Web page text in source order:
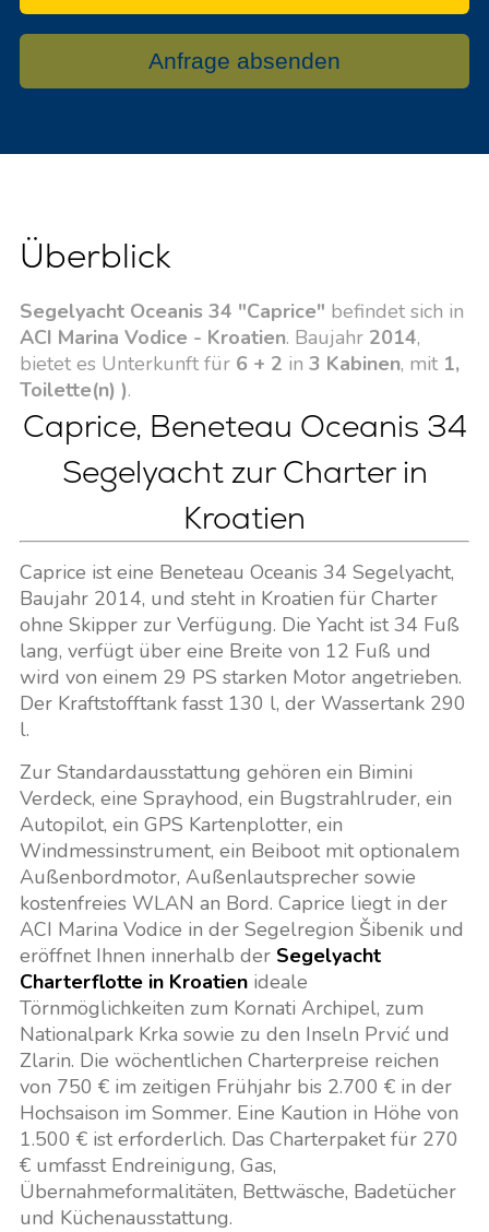
Anfrage absenden
Überblick
Segelyacht Oceanis 34 "Caprice" befindet sich in
ACI Marina Vodice - Kroatien. Baujahr 2014,
bietet es Unterkunft für 6 + 2 in 3 Kabinen, mit 1,
Toilette(n) ).
Caprice, Beneteau Oceanis 34
Segelyacht zur Charter in
Kroatien
Caprice ist eine Beneteau Oceanis 34 Segelyacht,
Baujahr 2014, und steht in Kroatien für Charter
ohne Skipper zur Verfügung. Die Yacht ist 34 Fuß
lang, verfügt über eine Breite von 12 Fuß und
wird von einem 29 PS starken Motor angetrieben.
Der Kraftstofftank fasst 130 l, der Wassertank 290
l.
Zur Standardausstattung gehören ein Bimini
Verdeck, eine Sprayhood, ein Bugstrahlruder, ein
Autopilot, ein GPS Kartenplotter, ein
Windmessinstrument, ein Beiboot mit optionalem
Außenbordmotor, Außenlautsprecher sowie
kostenfreies WLAN an Bord. Caprice liegt in der
ACI Marina Vodice in der Segelregion Šibenik und
eröffnet Ihnen innerhalb der Segelyacht
Charterflotte in Kroatienideale
Törnmöglichkeiten zum Kornati Archipel, zum
Nationalpark Krka sowie zu den Inseln Prvić und
Zlarin. Die wöchentlichen Charterpreise reichen
von 750 € im zeitigen Frühjahr bis 2.700 € in der
Hochsaison im Sommer. Eine Kaution in Höhe von
1.500 € ist erforderlich. Das Charterpaket für 270
€ umfasst Endreinigung, Gas,
Übernahmeformalitäten, Bettwäsche, Badetücher
und Küchenausstattung.